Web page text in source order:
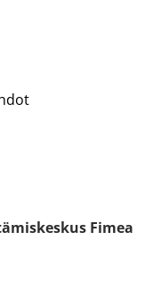
Fimea